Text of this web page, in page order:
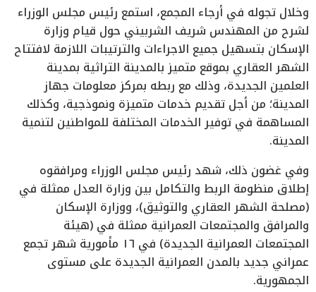
وخلال تجوله في أرجاء المجمع، استمع رئيس مجلس الوزراء
لشرح من المهندس شريف الشربيني حول قيام وزارة
الإسكان بتسهيل جميع الاجراءات والترتيبات اللازمة لافتتاح
الشهر العقاري بموقع متميز بالمدينة التراثية بمدينة
العلمين الجديدة، وذلك مع ربطه بمركز معلومات جهاز
المدينة؛ من أجل تقديم خدمات متميزة ونموذجية، وكذلك
المساهمة في توفير الخدمات المختلفة للمواطنين لتنمية
المدينة.
وفي غضون ذلك، شهد رئيس مجلس الوزراء ومرافقوه
إطلاق منظومة الربط والتكامل بين وزارة العدل ممثلة في
(مصلحة الشهر العقاري والتوثيق)، ووزارة الإسكان
والمرافق والمجتمعات العمرانية ممثلة في (هيئة
المجتمعات العمرانية الجديدة) في ١٦ مأمورية شهر تجمع
عمراني جديد بالمدن العمرانية الجديدة على مستوى
الجمهورية.